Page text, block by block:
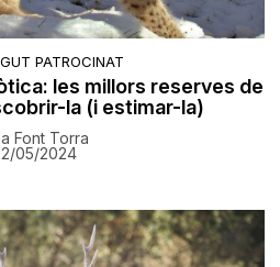
PATROCINAT
les millors reserves de
la (i estimar-la)
Font Torra
05/2024